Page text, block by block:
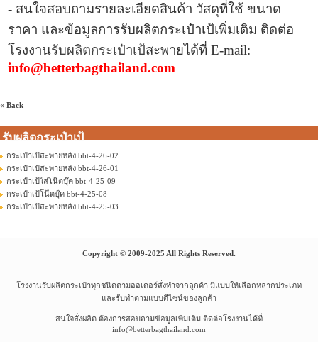
- สนใจสอบถามรายละเอียดสินค้า วัสดุที่ใช้ ขนาด
ราคา และข้อมูลการรับผลิตกระเป๋าเป้เพิ่มเติม ติดต่อ
โรงงานรับผลิตกระเป๋าเป้สะพายได้ที่E-mail:
info@betterbagthailand.com
« Back
รับผลิตกระเป๋าเป้
กระเป๋าเป้สะพายหลัง bbt-4-26-02
กระเป๋าเป้สะพายหลัง bbt-4-26-01
กระเป๋าเป้ใส่โน๊ตบุ๊ค bbt-4-25-09
กระเป๋าเป้โน๊ตบุ๊ค bbt-4-25-08
กระเป๋าเป้สะพายหลัง bbt-4-25-03
Copyright © 2009-2025 All Rights Reserved.
โรงงานรับผลิตกระเป๋าทุกชนิดตามออเดอร์สั่งทำจากลูกค้า มีแบบให้เลือกหลากประเภท
และรับทำตามแบบดีไซน์ของลูกค้า
สนใจสั่งผลิต ต้องการสอบถามข้อมูลเพิ่มเติม ติดต่อโรงงานได้ที่
info@betterbagthailand.com